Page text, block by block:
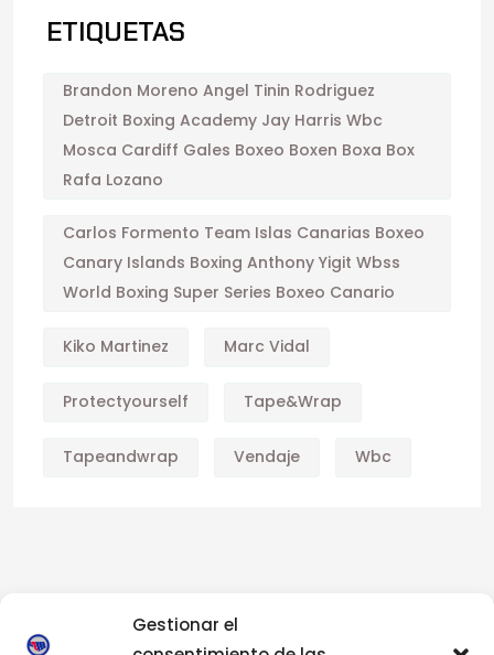
Gestionar el
ETIQUETAS
Brandon Moreno Angel Tinin Rodriguez
Detroit Boxing Academy Jay Harris Wbc
Mosca Cardiff Gales Boxeo Boxen Boxa Box
Rafa Lozano
Carlos Formento Team Islas Canarias Boxeo
Canary Islands Boxing Anthony Yigit Wbss
World Boxing Super Series Boxeo Canario
Kiko Martinez Marc Vidal
Protectyourself Tape&wrap
Tapeandwrap Vendaje Wbc